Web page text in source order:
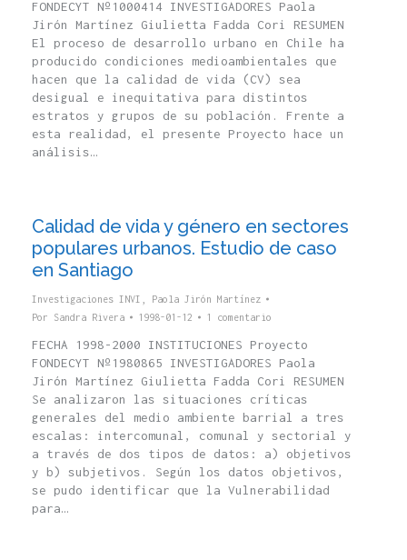
FONDECYT Nº1000414 INVESTIGADORES Paola
Jirón Martínez Giulietta Fadda Cori RESUMEN
El proceso de desarrollo urbano en Chile ha
producido condiciones medioambientales que
hacen que la calidad de vida (CV) sea
desigual e inequitativa para distintos
estratos y grupos de su población. Frente a
esta realidad, el presente Proyecto hace un
análisis…
Calidad de vida y género en sectores
populares urbanos. Estudio de caso
en Santiago
Investigaciones INVI
Paola Jirón Martínez
Por Sandra Rivera 1998-01-12 1 comentario
FECHA 1998-2000 INSTITUCIONES Proyecto
FONDECYT Nº1980865 INVESTIGADORES Paola
Jirón Martínez Giulietta Fadda Cori RESUMEN
Se analizaron las situaciones críticas
generales del medio ambiente barrial a tres
escalas: intercomunal, comunal y sectorial y
a través de dos tipos de datos: a) objetivos
y b) subjetivos. Según los datos objetivos,
se pudo identificar que la Vulnerabilidad
para…